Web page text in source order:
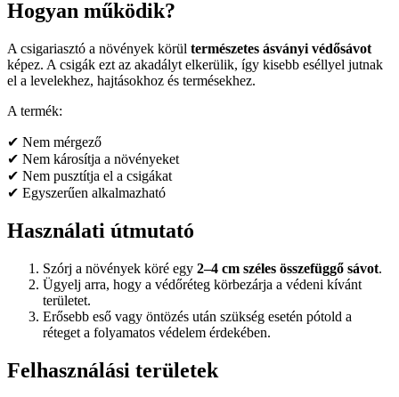
Hogyan működik?
A csigariasztó a növények körül természetes ásványi védősávot
képez. A csigák ezt az akadályt elkerülik, így kisebb eséllyel jutnak
el a levelekhez, hajtásokhoz és termésekhez.
A termék:
✔ Nem mérgező
✔ Nem károsítja a növényeket
✔ Nem pusztítja el a csigákat
✔ Egyszerűen alkalmazható
Használati útmutató
Szórj a növények köré egy 2–4 cm széles összefüggő sávot.
Ügyelj arra, hogy a védőréteg körbezárja a védeni kívánt
területet.
Erősebb eső vagy öntözés után szükség esetén pótold a
réteget a folyamatos védelem érdekében.
Felhasználási területek